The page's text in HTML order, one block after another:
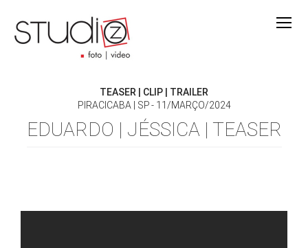
TEASER | CLIP | TRAILER
PIRACICABA | SP
11/MARÇO/2024
EDUARDO | JÉSSICA | TEASER